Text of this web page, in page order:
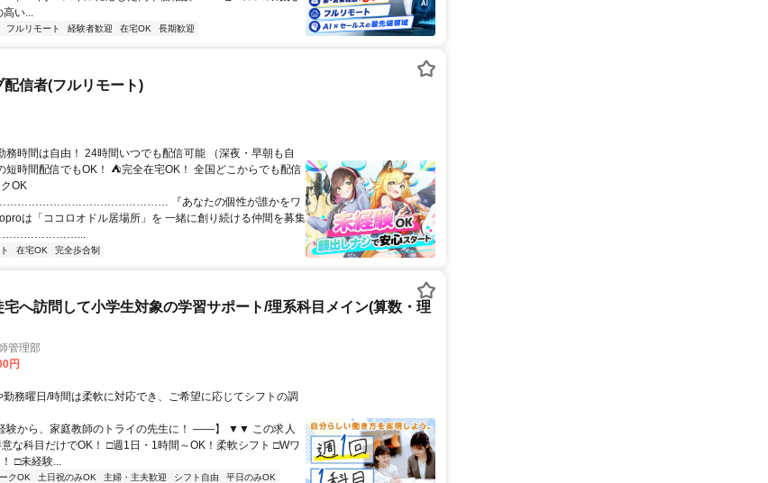
高い...
フルリモート 経験者歓迎 在宅OK 長期歓迎
信者(フルリモート)
務時間は自由！ 24時間いつでも配信可能 （深夜・早朝も自
短時間配信でもOK！ ⛺完全在宅OK！ 全国どこからでも配信
OK
『あなたの個性が誰かをワ
は「ココロオドル居場所」を 一緒に創り続ける仲間を募集
在宅OK 完全歩合制
宅へ訪問して小学生対象の学習サポート/理系科目メイン(算数・理
管理部
円
務曜日/時間は柔軟に対応でき、ご希望に応じてシフトの調
から、家庭教師のトライの先生に！ ――】 ▼▼ この求人
な科目だけでOK！ □週1日・1時間～OK！柔軟シフト □Wワ
□未経験...
クOK 土日祝のみOK 主婦・主夫歓迎 シフト自由
平日のみOK